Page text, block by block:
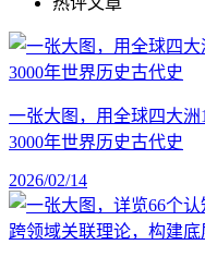
一张大图，用全球四大
3000年世界历史古代史
2026/02/14